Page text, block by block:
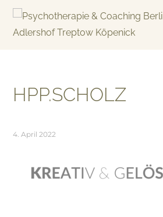
Skip
HPP.SCHOLZ
4. April 2022